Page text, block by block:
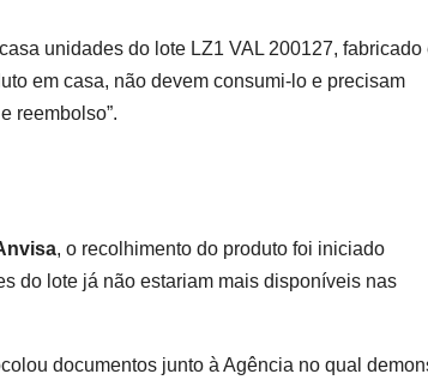
unidades do lote LZ1 VAL 200127, fabricado
em casa, não devem consumi-lo e precisam
reembolso”.
, o recolhimento do produto foi iniciado
do lote já não estariam mais disponíveis nas
documentos junto à Agência no qual